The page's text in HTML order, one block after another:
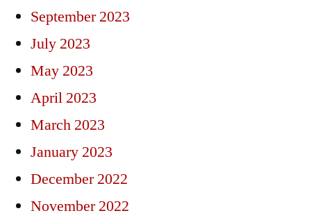
September 2023
July 2023
May 2023
April 2023
March 2023
January 2023
December 2022
November 2022